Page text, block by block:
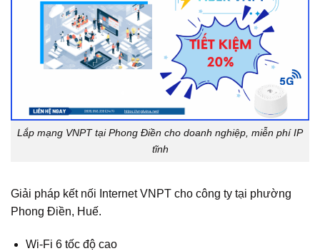
Lắp mạng VNPT tại Phong Điền cho doanh nghiệp, miễn phí IP
tĩnh
Giải pháp kết nối Internet VNPT cho công ty tại phường
Phong Điền, Huế.
Wi-Fi 6 tốc độ cao